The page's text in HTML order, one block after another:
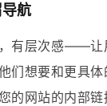
航
有层次感——让
们想要和更具
的网站的内部